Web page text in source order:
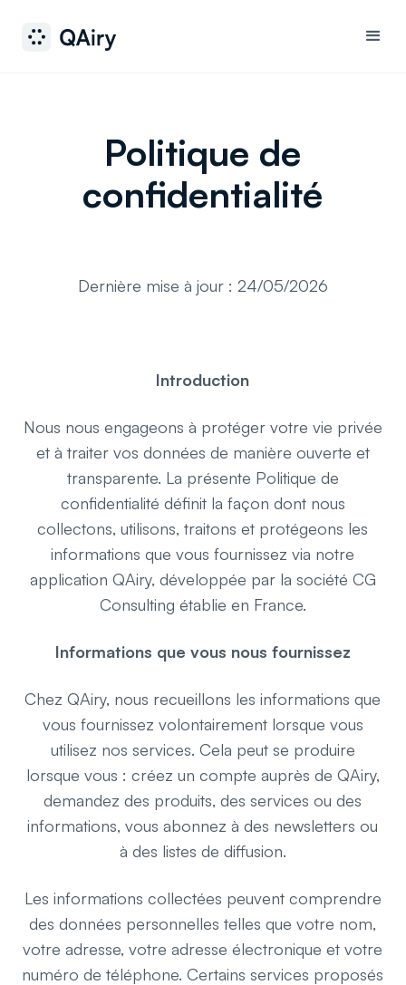
Politique de
confidentialité
Dernière mise à jour : 24/05/2026
Introduction
Nous nous engageons à protéger votre vie privée
et à traiter vos données de manière ouverte et
transparente. La présente Politique de
confidentialité définit la façon dont nous
collectons, utilisons, traitons et protégeons les
informations que vous fournissez via notre
application QAiry, développée par la société CG
Consulting établie en France.
Informations que vous nous fournissez
Chez QAiry, nous recueillons les informations que
vous fournissez volontairement lorsque vous
utilisez nos services. Cela peut se produire
lorsque vous : créez un compte auprès de QAiry,
demandez des produits, des services ou des
informations, vous abonnez à des newsletters ou
à des listes de diffusion.
Les informations collectées peuvent comprendre
des données personnelles telles que votre nom,
votre adresse, votre adresse électronique et votre
numéro de téléphone. Certains services proposés